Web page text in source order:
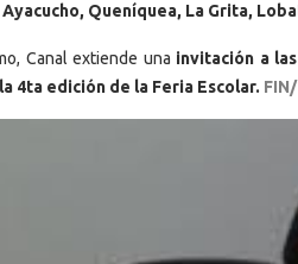
Ayacucho, Queníquea, La Grita,
Canal extiende una invitación a
4ta edición de la Feria Escolar.